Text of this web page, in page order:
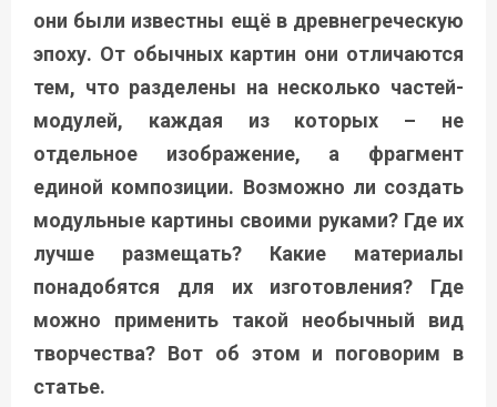
они были известны ещё в древнегреческую
эпоху. От обычных картин они отличаются
тем, что разделены на несколько частей-
модулей, каждая из которых – не
отдельное изображение, а фрагмент
единой композиции. Возможно ли создать
модульные картины своими руками? Где их
лучше размещать? Какие материалы
понадобятся для их изготовления? Где
можно применить такой необычный вид
творчества? Вот об этом и поговорим в
статье.